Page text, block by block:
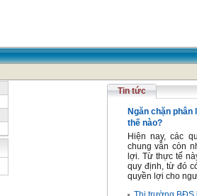
Tin tức
Ngăn chặn
thế nào?
Hiện nay, các
chung vẫn còn
lợi. Từ thực tế
quy định, từ đó
quyền lợi cho